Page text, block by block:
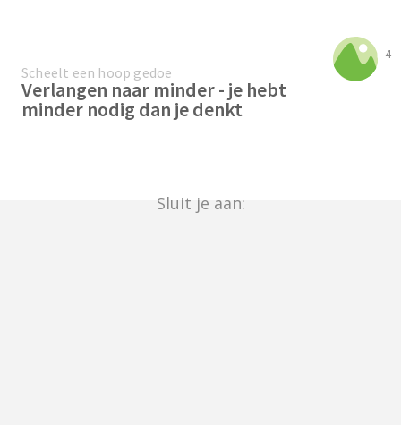
4
Scheelt een hoop gedoe
Verlangen naar minder - je hebt
minder nodig dan je denkt
Sluit je aan: